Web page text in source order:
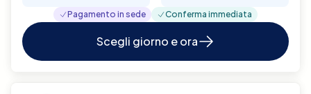
Pagamento in sede Conferma immediata
Scegli giorno e ora